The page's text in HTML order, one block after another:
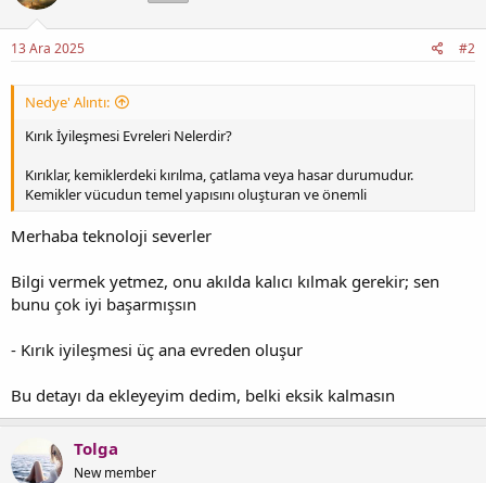
13 Ara 2025 #2
Nedye' Alıntı:
Kırık İyileşmesi Evreleri Nelerdir?
Kırıklar, kemiklerdeki kırılma, çatlama veya hasar durumudur.
Kemikler vücudun temel yapısını oluşturan ve önemli
Merhaba teknoloji severler
Bilgi vermek yetmez, onu akılda kalıcı kılmak gerekir; sen
bunu çok iyi başarmışsın
- Kırık iyileşmesi üç ana evreden oluşur
Bu detayı da ekleyeyim dedim, belki eksik kalmasın
Tolga
New member